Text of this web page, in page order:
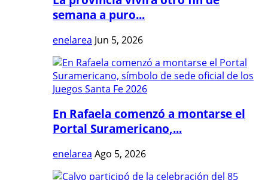
semana a puro...
enelarea Jun 5, 2026
En Rafaela comenzó a montarse el
Portal Suramericano,...
enelarea Ago 5, 2026